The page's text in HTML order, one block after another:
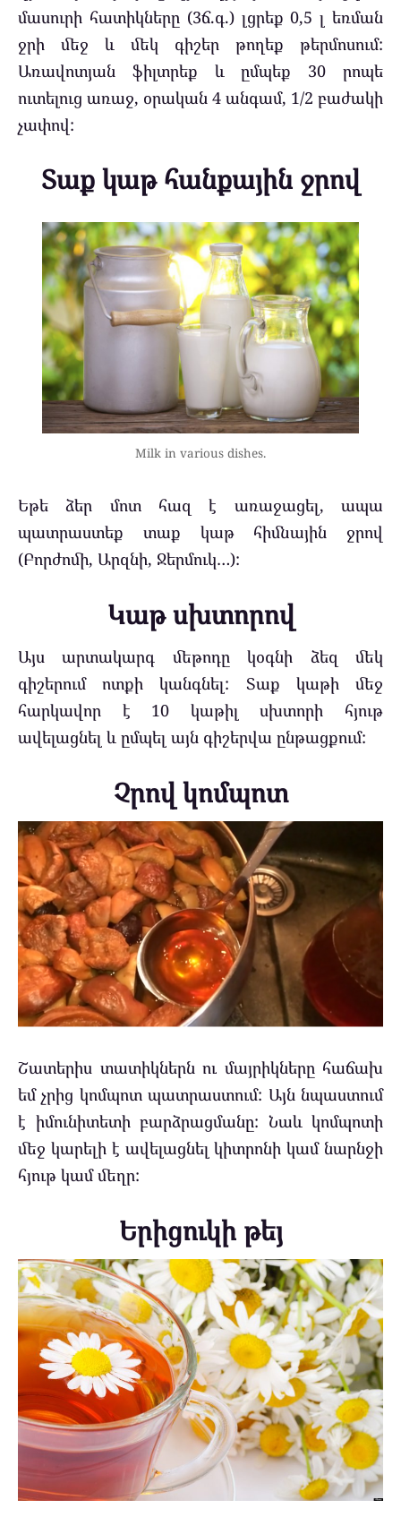
մասուրի հատիկները (3ճ.գ.) լցրեք 0,5 լ եռման
ջրի մեջ և մեկ գիշեր թողեք թերմոսում:
Առավոտյան ֆիլտրեք և ըմպեք 30 րոպե
ուտելուց առաջ, օրական 4 անգամ, 1/2 բաժակի
չափով:
Տաք կաթ հանքային ջրով
Milk in various dishes.
Եթե ձեր մոտ հազ է առաջացել, ապա
պատրաստեք տաք կաթ հիմնային ջրով
(Բորժոմի, Արզնի, Ջերմուկ…):
Կաթ սխտորով
Այս արտակարգ մեթոդը կօգնի ձեզ մեկ
գիշերում ոտքի կանգնել: Տաք կաթի մեջ
հարկավոր է 10 կաթիլ սխտորի հյութ
ավելացնել և ըմպել այն գիշերվա ընթացքում:
Չրով կոմպոտ
Շատերիս տատիկներն ու մայրիկները հաճախ
եմ չրից կոմպոտ պատրաստում: Այն նպաստում
է իմունիտետի բարձրացմանը: Նաև կոմպոտի
մեջ կարելի է ավելացնել կիտրոնի կամ նարնջի
հյութ կամ մեղր:
Երիցուկի թեյ